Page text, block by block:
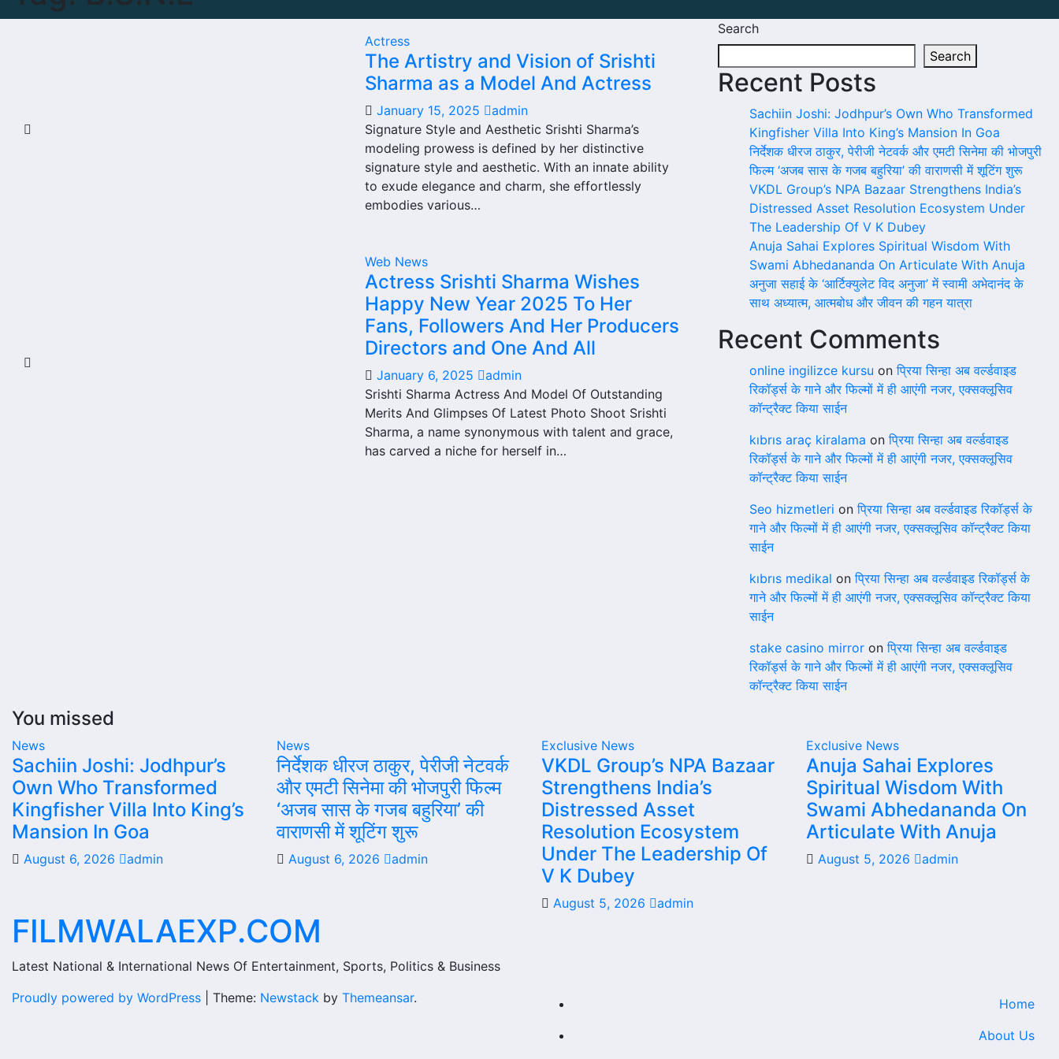
Actress
The Artistry and Vision of Srishti
Sharma as a Model And Actress
January 15, 2025
admin
Signature Style and Aesthetic Srishti Sharma’s
modeling prowess is defined by her distinctive
signature style and aesthetic. With an innate ability
to exude elegance and charm, she effortlessly
embodies various…
Web News
Actress Srishti Sharma Wishes
Happy New Year 2025 To Her
Fans, Followers And Her Producers
Directors and One And All
January 6, 2025
admin
Srishti Sharma Actress And Model Of Outstanding
Merits And Glimpses Of Latest Photo Shoot Srishti
Sharma, a name synonymous with talent and grace,
has carved a niche for herself in…
Search
Search
Recent Posts
Sachiin Joshi: Jodhpur’s Own Who Transformed
Kingfisher Villa Into King’s Mansion In Goa
निर्देशक धीरज ठाकुर, पेरीजी नेटवर्क और एमटी सिनेमा की भोजपुरी
फिल्म ‘अजब सास के गजब बहुरिया’ की वाराणसी में शूटिंग शुरू
VKDL Group’s NPA Bazaar Strengthens India’s
Distressed Asset Resolution Ecosystem Under
The Leadership Of V K Dubey
Anuja Sahai Explores Spiritual Wisdom With
Swami Abhedananda On Articulate With Anuja
अनुजा सहाई के ‘आर्टिक्युलेट विद अनुजा’ में स्वामी अभेदानंद के
साथ अध्यात्म, आत्मबोध और जीवन की गहन यात्रा
Recent Comments
online ingilizce kursu onप्रिया सिन्हा अब वर्ल्डवाइड
रिकॉर्ड्स के गाने और फिल्मों में ही आएंगी नजर, एक्सक्लूसिव
कॉन्ट्रैक्ट किया साईन
kıbrıs araç kiralama onप्रिया सिन्हा अब वर्ल्डवाइड
रिकॉर्ड्स के गाने और फिल्मों में ही आएंगी नजर, एक्सक्लूसिव
कॉन्ट्रैक्ट किया साईन
Seo hizmetleri onप्रिया सिन्हा अब वर्ल्डवाइड रिकॉर्ड्स के
गाने और फिल्मों में ही आएंगी नजर, एक्सक्लूसिव कॉन्ट्रैक्ट किया
साईन
kıbrıs medikal onप्रिया सिन्हा अब वर्ल्डवाइड रिकॉर्ड्स के
गाने और फिल्मों में ही आएंगी नजर, एक्सक्लूसिव कॉन्ट्रैक्ट किया
साईन
stake casino mirror onप्रिया सिन्हा अब वर्ल्डवाइड
रिकॉर्ड्स के गाने और फिल्मों में ही आएंगी नजर, एक्सक्लूसिव
कॉन्ट्रैक्ट किया साईन
You missed
News
Sachiin Joshi: Jodhpur’s
Own Who Transformed
Kingfisher Villa Into King’s
Mansion In Goa
August 6, 2026 admin
News
निर्देशक धीरज ठाकुर, पेरीजी नेटवर्क
और एमटी सिनेमा की भोजपुरी फिल्म
‘अजब सास के गजब बहुरिया’ की
वाराणसी में शूटिंग शुरू
August 6, 2026 admin
Exclusive News
VKDL Group’s NPA Bazaar
Strengthens India’s
Distressed Asset
Resolution Ecosystem
Under The Leadership Of
V K Dubey
August 5, 2026 admin
Exclusive News
Anuja Sahai Explores
Spiritual Wisdom With
Swami Abhedananda On
Articulate With Anuja
August 5, 2026 admin
FILMWALAEXP.COM
Latest National & International News Of Entertainment, Sports, Politics & Business
Proudly powered by WordPress
Theme: Newstack by Themeansar.
Home
About Us